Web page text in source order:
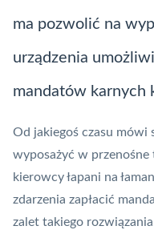
ma pozwolić na
urządzenia
mandatów karnych
Od jakiegoś czasu mówi
wyposażyć w przenośne
kierowcy łapani na
zdarzenia zapłacić
zalet takiego